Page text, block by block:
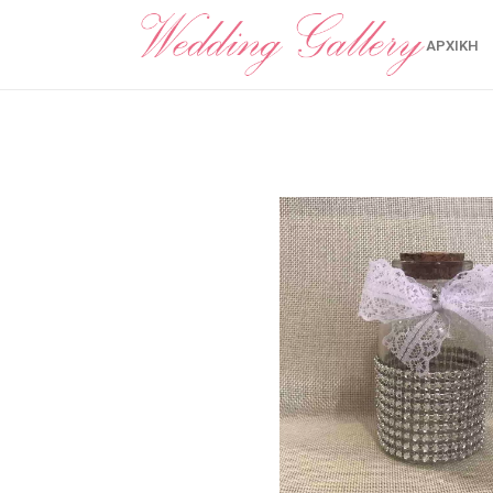
ΑΡΧΙΚΉ